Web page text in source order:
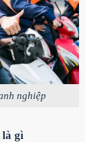
nghiệp
gì